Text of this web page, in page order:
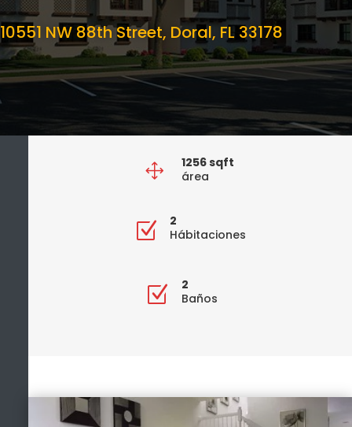
10551 NW 88th Street, Doral, FL 33178
1
1256 sqft
área
Z
2
Hábitaciones
Z
2
Baños